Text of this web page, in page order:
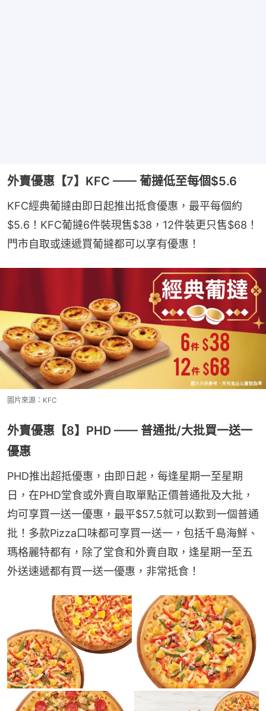
外賣優惠【7】KFC —— 葡撻低至每個$5.6
KFC經典葡撻由即日起推出抵食優惠，最平每個約
$5.6！KFC葡撻6件裝現售$38，12件裝更只售$68！
門市自取或速遞買葡撻都可以享有優惠！
圖片來源：KFC
外賣優惠【8】PHD —— 普通批/大批買一送一
優惠
PHD推出超抵優惠，由即日起，每逢星期一至星期
日，在PHD堂食或外賣自取單點正價普通批及大批，
均可享買一送一優惠，最平$57.5就可以歎到一個普通
批！多款Pizza口味都可享買一送一，包括千島海鮮、
瑪格麗特都有，除了堂食和外賣自取，逢星期一至五
外送速遞都有買一送一優惠，非常抵食！